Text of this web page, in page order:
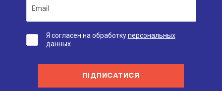
Я согласен на обработкуперсональных
данных
ПІДПИСАТИСЯ